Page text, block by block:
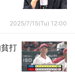
2025/7/15(Tu) 12:00
打